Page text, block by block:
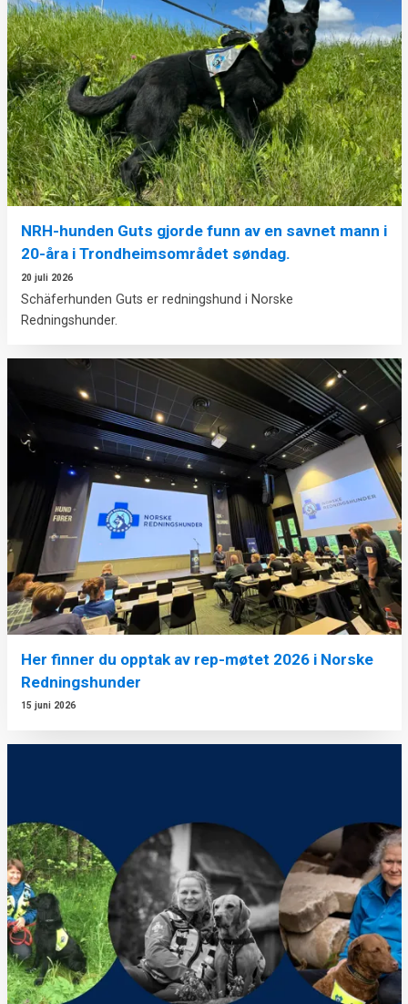
NRH-hunden Guts gjorde funn av en savnet mann i
20-åra i Trondheimsområdet søndag.
20 juli 2026
Schäferhunden Guts er redningshund i Norske
Redningshunder.
Her finner du opptak av rep-møtet 2026 i Norske
Redningshunder
15 juni 2026